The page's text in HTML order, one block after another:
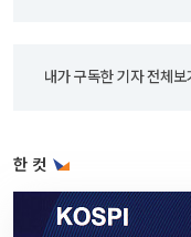
내가 구독한 기자 전체보
한 컷